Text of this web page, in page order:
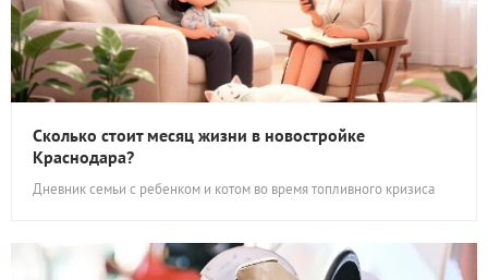
Сколько стоит месяц жизни в новостройке
Краснодара?
Дневник семьи с ребенком и котом во время топливного кризиса